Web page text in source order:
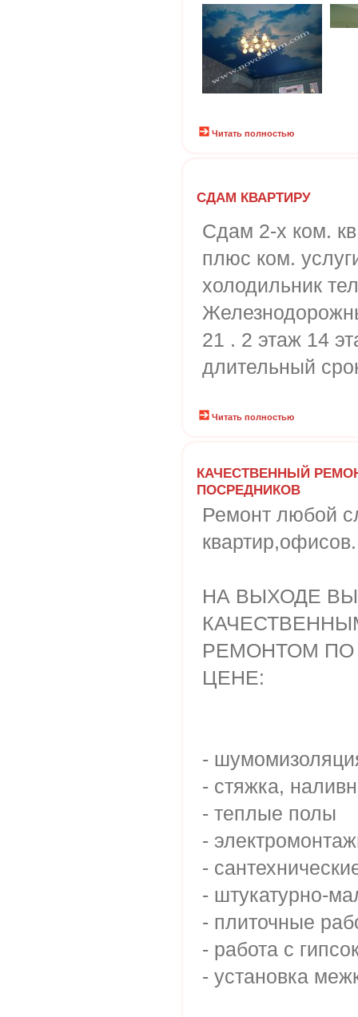
Читать полностью
СДАМ КВАРТИРУ
Сдам 2-х ком.
плюс ком.
холодильник
21 . 2 этаж 14
длительный
Читать полностью
КАЧЕСТВЕННЫЙ
ПОСРЕДНИКОВ
Ремонт любой
квартир,офисов.
НА ВЫХОДЕ
РЕМОНТОМ
ЦЕНЕ:
-
- стяжка,
- теплые полы
-
-
- штукатурно-
- плиточные
- работа с
- установка